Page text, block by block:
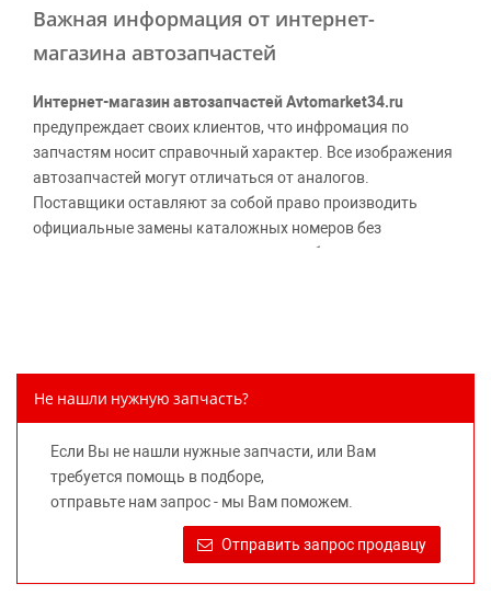
Важная информация от интернет-
магазина автозапчастей
Интернет-магазин автозапчастей Avtomarket34.ru
предупреждает своих клиентов, что инфромация по
запчастям носит справочный характер. Все изображения
автозапчастей могут отличаться от аналогов.
Поставщики оставляют за собой право производить
официальные замены каталожных номеров без
дополнительного уведомления дистрибьюторов, что
части к той или иной марке автомобиля, то есть на
предлагаемых к продаже запасных частей для
автомобилей и их производителей, не нарушает права
правообладателей указанных товарных знаков.
Требование предоставлять покупателю необходимую и
достоверную информацию о товаре, предлагаемом к
Не нашли нужную запчасть?
Если Вы не нашли нужные запчасти, или Вам
требуется помощь в подборе,
отправьте нам запрос - мы Вам поможем.
Отправить запрос продавцу